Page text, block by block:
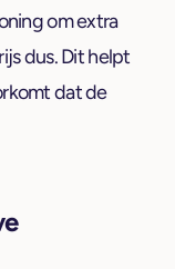
om extra
dus. Dit helpt
dat de